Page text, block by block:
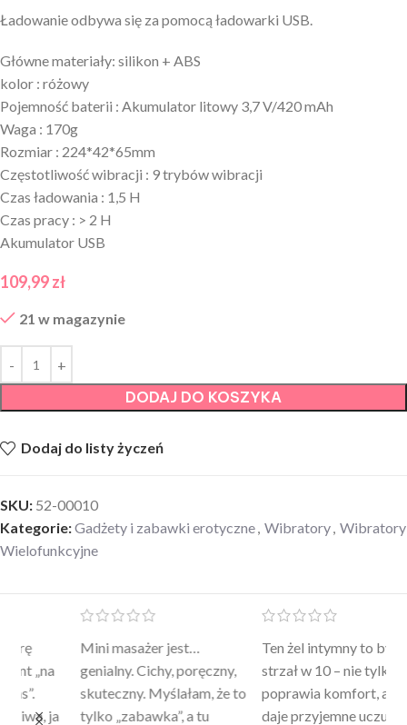
Ładowanie odbywa się za pomocą ładowarki USB.
Główne materiały: silikon + ABS
kolor : różowy
Pojemność baterii : Akumulator litowy 3,7 V/420 mAh
Waga : 170g
Rozmiar : 224*42*65mm
Częstotliwość wibracji : 9 trybów wibracji
Czas ładowania : 1,5 H
Czas pracy : > 2 H
Akumulator USB
109,99zł
21 w magazynie
DODAJ DO KOSZYKA
Dodaj do listy życzeń
SKU: 52-00010
Kategorie:Gadżety i zabawki erotyczne, Wibratory, Wibratory
Wielofunkcyjne
Mini masażer jest…
genialny. Cichy, poręczny,
skuteczny. Myślałam, że to
tylko „zabawka”, a tu
Ten żel intymny to był
strzał w 10 – nie tylko
poprawia komfort, ale też
daje przyjemne uczucie